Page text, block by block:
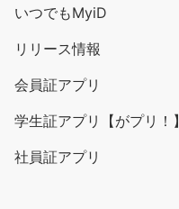
いつでもMyiD
リリース情報
会員証アプリ
学生証アプリ【がプリ！】
社員証アプリ